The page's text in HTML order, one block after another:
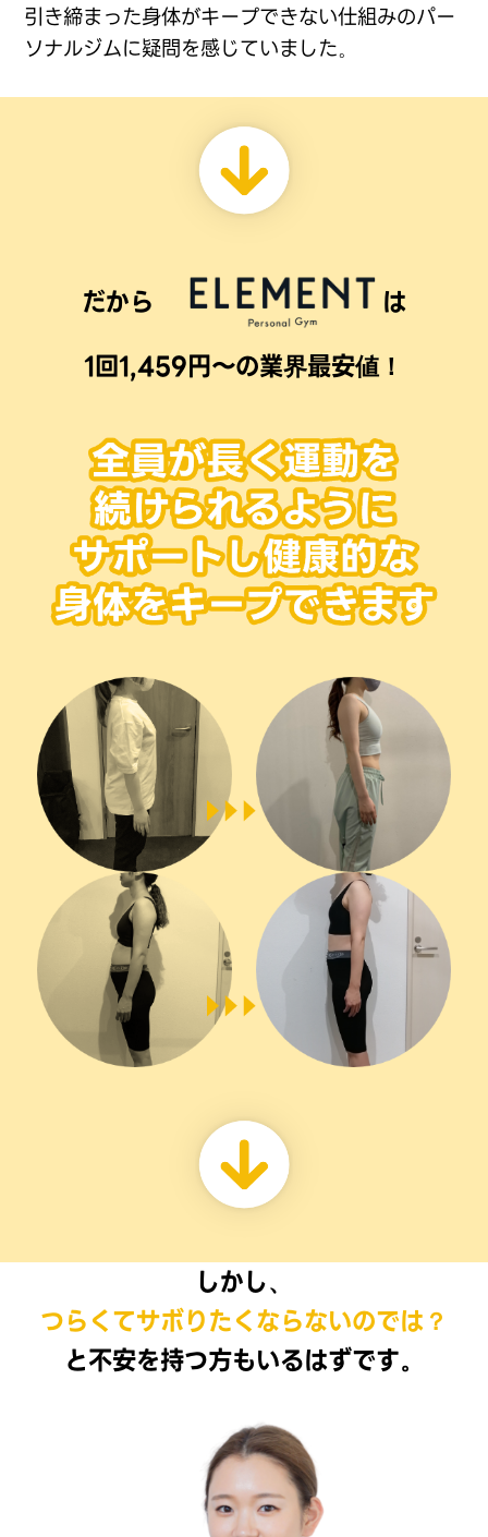
引き締まった身体がキープできない仕組みのパー
ソナルジムに疑問を感じていました。
だから
は
1回1,459円〜の業界最安値！
しかし、
つらくてサボりたくならないのでは？
と不安を持つ方もいるはずです。